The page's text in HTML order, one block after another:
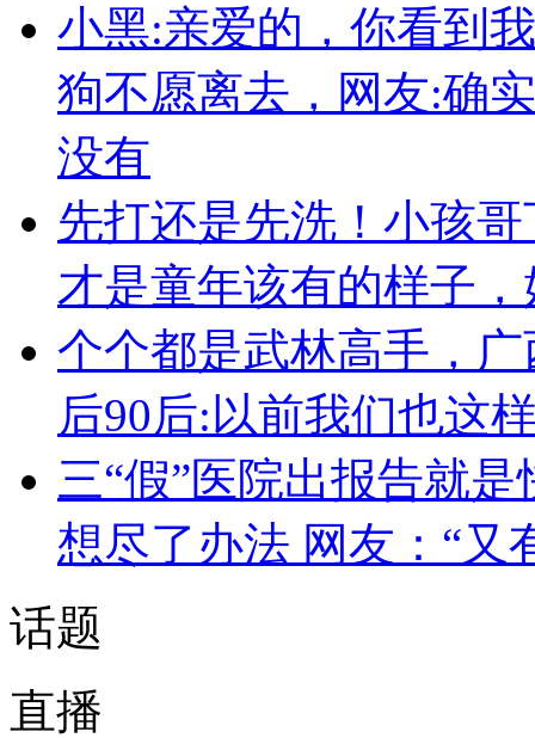
小黑:亲爱的，你看到
狗不愿离去，网友:确
没有
先打还是先洗！小孩
才是童年该有的样子
个个都是武林高手，
后90后:以前我们也这
三“假”医院出报告就
想尽了办法 网友：“又
话题
直播